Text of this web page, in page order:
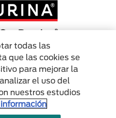
Purina
by Société des Produits Nestlé S.A.,
are used with permission.
Términos de
todas las
que las cookies se
para mejorar la
el uso del
nuestros estudios